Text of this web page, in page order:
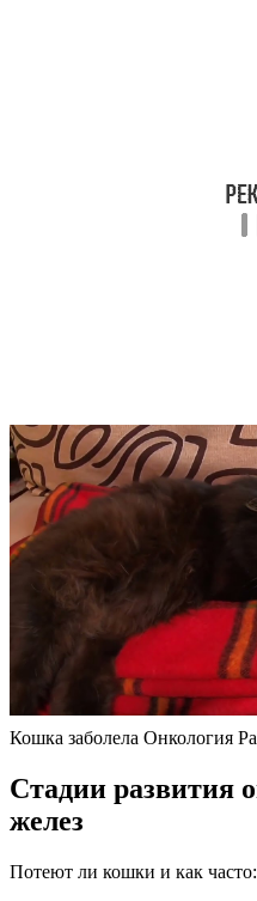
Кошка заболела Онкология
Стадии развития
желез
Потеют ли кошки и как